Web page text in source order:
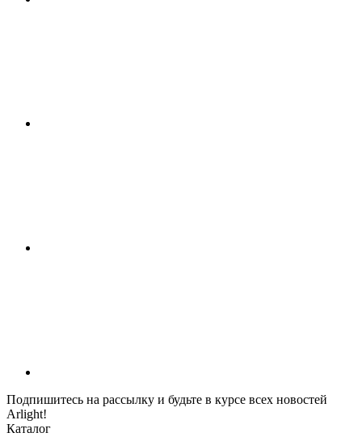
Подпишитесь на рассылку и будьте в курсе всех новостей
Arlight!
Каталог